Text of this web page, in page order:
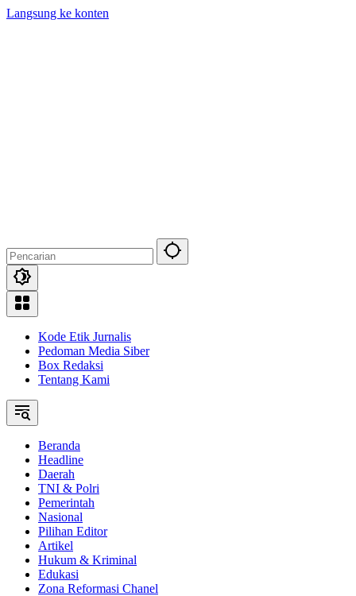
Langsung ke konten
Kode Etik Jurnalis
Pedoman Media Siber
Box Redaksi
Tentang Kami
Beranda
Headline
Daerah
TNI & Polri
Pemerintah
Nasional
Pilihan Editor
Artikel
Hukum & Kriminal
Edukasi
Zona Reformasi Chanel